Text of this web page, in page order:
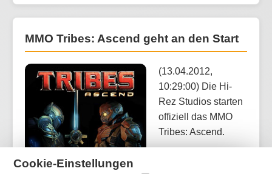
MMO Tribes: Ascend geht an den Start
(13.04.2012,
10:29:00) Die Hi-
Rez Studios starten
offiziell das MMO
Tribes: Ascend.
Cookie-Einstellungen